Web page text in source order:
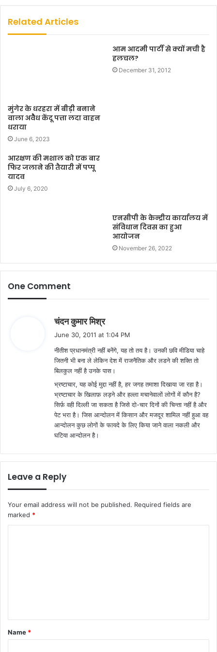
b
e
Related Articles
मुंगेर के धरहरा में बीड़ी बनाने
वाला अवैैध केंदू पत्ता लदा वाहन
धराया
June 6, 2023
आम आदमी पार्टी से क्यों मची है
हलचल?
December 31, 2012
आरक्षण की मशाल को एक बार
फिर जलाने की तैयारी में पप्पू
यादव
July 6, 2020
एनसीपी के केन्द्रीय कार्यालय में
संविधान दिवस का हुआ
आयोजन
November 26, 2022
One Comment
चंदन कुमार मिश्रs
s
:
June 30, 2011 at 1:04 PM
नीतीश प्रधानमंत्री नहीं बनेंगे, यह तो तय है। उनकी छवि मीडिया चाहे
जितनी भी बना ले लेकिन देश में राजनैतिक और लडने की शक्ति तो
बिलकुल नहीं है उनके पास।
भ्रष्टाचार, यह कोई मुद्दा नहीं है, हर जगह तमाशा दिखाया जा रहा है।
भ्रष्टाचार के खिलाफ़ लड़ने और हल्ला मचानेवालों लोगों में कौन है?
सिर्फ़ वही दिल्ली जा सकता है जिसे दो-चार दिनों की चिन्ता नहीं है और
पेट भरा है। जिस आन्दोलन में किसान और मजदूर शामिल नहीं हुआ वह
आन्दोलन कुछ लोगों के फायदे के लिए किया जाने वाला नकली और
घटिया आन्दोलन है।
Leave a Reply
Your email address will not be published. Required fields are
marked *
t
*
Name *